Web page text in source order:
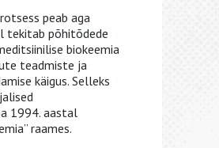
peab aga
tekitab põhitõdede
biokeemia
teadmiste ja
käigus. Selleks
1994. aastal
raames.